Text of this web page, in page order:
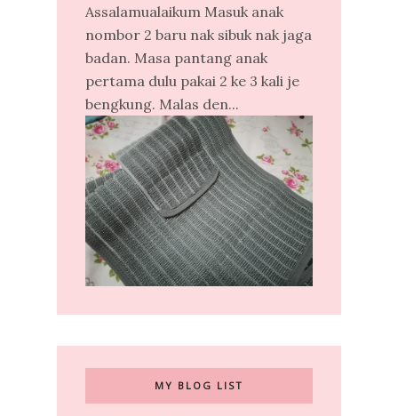
Assalamualaikum Masuk anak
nombor 2 baru nak sibuk nak jaga
badan. Masa pantang anak
pertama dulu pakai 2 ke 3 kali je
bengkung. Malas den...
MY BLOG LIST